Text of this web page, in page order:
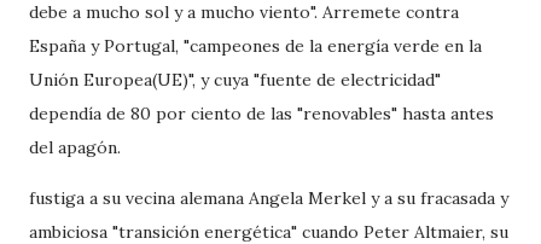
debe a mucho sol y a mucho viento". Arremete contra
España y Portugal, "campeones de la energía verde en la
Unión Europea(UE)", y cuya "fuente de electricidad"
dependía de 80 por ciento de las "renovables" hasta antes
del apagón.
fustiga a su vecina alemana Angela Merkel y a su fracasada y
ambiciosa "transición energética" cuando Peter Altmaier, su